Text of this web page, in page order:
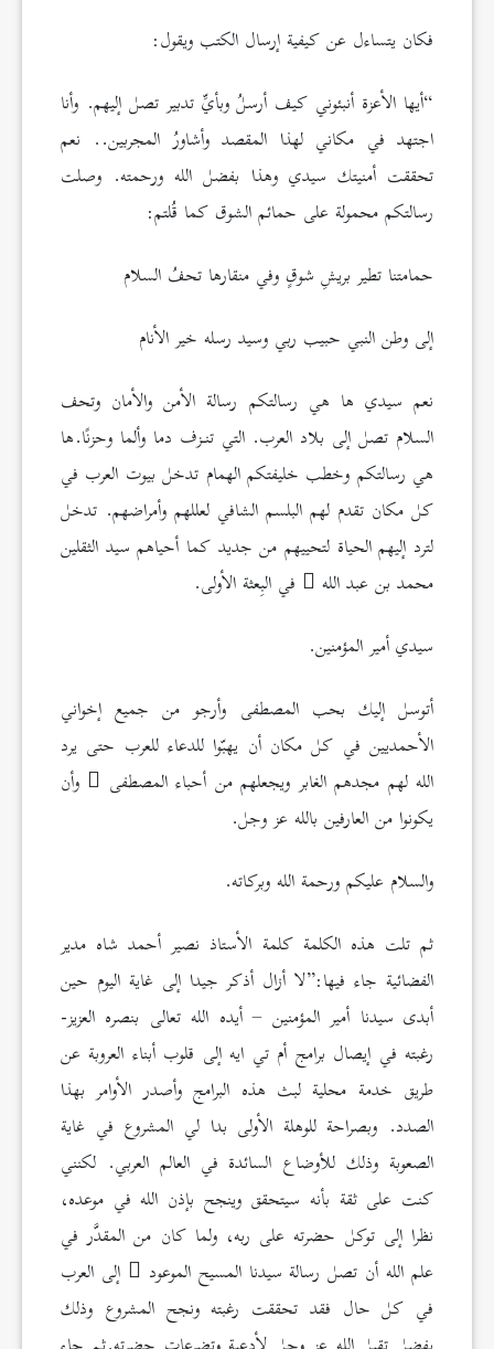
فكان يتساءل عن كيفية إرسال الكتب ويقول:
“أيها الأعزة أنبئوني كيف أرسلُ وبأيِّ تدبير تصل إليهم. وأنا
اجتهد في مكاني لهذا المقصد وأشاورُ المجربين.. نعم
تحققت أمنيتك سيدي وهذا بفضل الله ورحمته. وصلت
رسالتكم محمولة على حمائم الشوق كما قُلتم:
حمامتنا تطير بريشِ شوقٍ وفي منقارها تحفُ السلام
إلى وطن النبي حبيب ربي وسيد رسله خير الأنام
نعم سيدي ها هي رسالتكم رسالة الأمن والأمان وتحف
السلام تصل إلى بلاد العرب. التي تنـزف دما وألما وحزنًا.ها
هي رسالتكم وخطب خليفتكم الهمام تدخل بيوت العرب في
كل مكان تقدم لهم البلسم الشافي لعللهم وأمراضهم. تدخل
لترد إليهم الحياة لتحييهم من جديد كما أحياهم سيد الثقلين
محمد بن عبد الله
في البِعثة الأولى.
سيدي أمير المؤمنين.
أتوسل إليك بحب المصطفى وأرجو من جميع إخواني
الأحمديين في كل مكان أن يهبّوا للدعاء للعرب حتى يرد
الله لهم مجدهم الغابر ويجعلهم من أحباء المصطفى
وأن
يكونوا من العارفين بالله عز وجل.
والسلام عليكم ورحمة الله وبركاته.
ثم تلت هذه الكلمة كلمة الأستاذ نصير أحمد شاه مدير
الفضائية جاء فيها:”لا أزال أذكر جيدا إلى غاية اليوم حين
أبدى سيدنا أمير المؤمنين – أيده الله تعالى بنصره العزيز-
رغبته في إيصال برامج أم تي ايه إلى قلوب أبناء العروبة عن
طريق خدمة محلية لبث هذه البرامج وأصدر الأوامر بهذا
الصدد. وبصراحة للوهلة الأولى بدا لي المشروع في غاية
الصعوبة وذلك للأوضاع السائدة في العالم العربي. لكنني
كنت على ثقة بأنه سيتحقق وينجح بإذن الله في موعده،
نظرا إلى توكل حضرته على ربه، ولما كان من المقدَّر في
علم الله أن تصل رسالة سيدنا المسيح الموعود
إلى العرب
في كل حال فقد تحققت رغبته ونجح المشروع وذلك